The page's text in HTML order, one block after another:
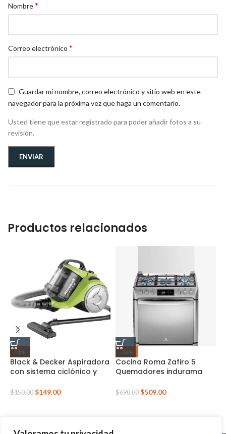
Nombre*
Correo electrónico *
Guardar mi nombre, correo electrónico y sitio web en este
navegador para la próxima vez que haga un comentario.
Usted tiene que estar registrado para poder añadir fotos a su
revisión.
Productos relacionados
-1%
Black & Decker Aspiradora
con sistema ciclónico y
$150.00 $149.00
-26%
Cocina Roma Zafiro 5
Quemadores indurama
$690.00 $509.00